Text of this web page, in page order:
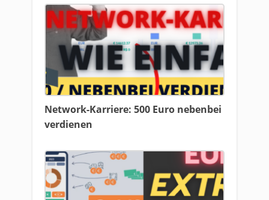
Network-Karriere: 500 Euro nebenbei
verdienen